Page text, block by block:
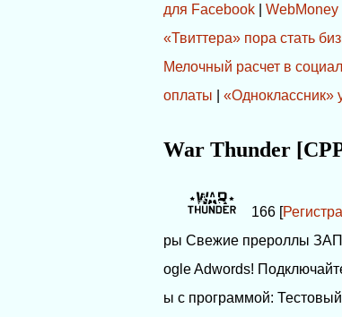
для Facebook |WebMoney
«Твиттера» пора стать
Мелочный расчет в
оплаты |«Одноклассник»
War Thunder
166 [
ры Свежие прероллы
ogle Adwords!
ы с программой: